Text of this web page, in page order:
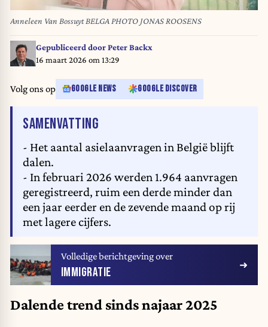
Anneleen Van Bossuyt BELGA PHOTO JONAS ROOSENS
Gepubliceerd doorPeter Backx
16 maart 2026 om 13:29
Volg ons op GOOGLE NEWS GOOGLE DISCOVER
SAMENVATTING
- Het aantal asielaanvragen in België blijft
dalen.
- In februari 2026 werden 1.964 aanvragen
geregistreerd, ruim een derde minder dan
een jaar eerder en de zevende maand op rij
met lagere cijfers.
Volledige berichtgeving over
IMMIGRATIE
Dalende trend sinds najaar 2025